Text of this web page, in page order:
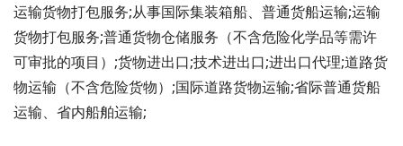
运输货物打包服务;从事国际集装箱船、普通货船运输;运输
货物打包服务;普通货物仓储服务（不含危险化学品等需许
可审批的项目）;货物进出口;技术进出口;进出口代理;道路货
物运输（不含危险货物）;国际道路货物运输;省际普通货船
运输、省内船舶运输;